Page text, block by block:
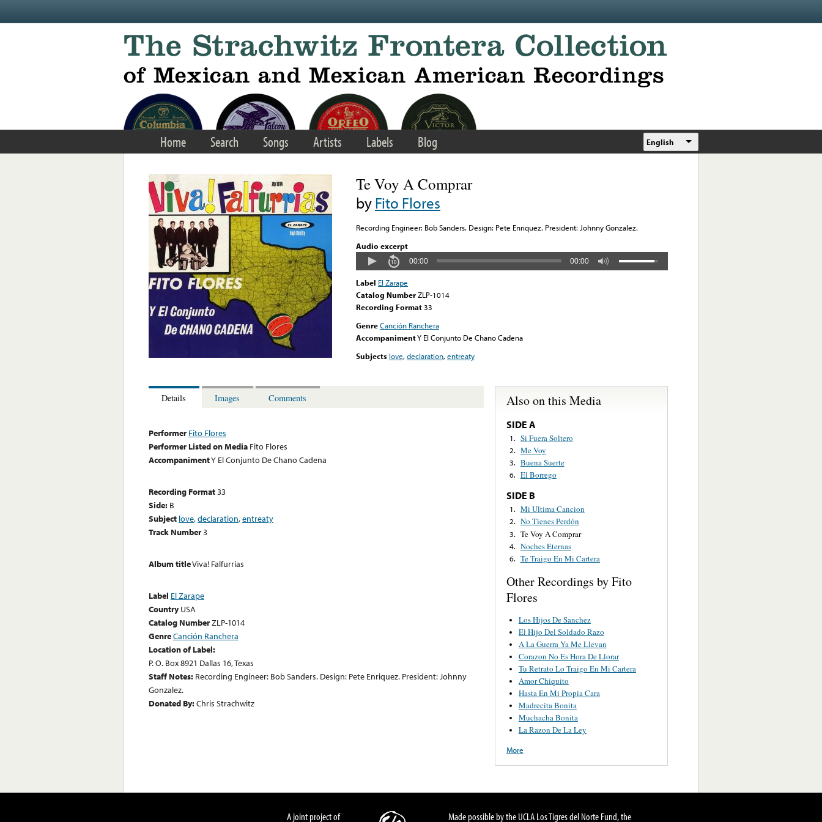
Home Search Songs Artists Labels Blog English
Te Voy A Comprar
byFito Flores
Recording Engineer: Bob Sanders. Design: Pete Enriquez. President: Johnny Gonzalez.
Audio excerpt
00:00 00:00
Label El Zarape
Catalog NumberZLP-1014
Recording Format33
GenreCanción Ranchera
AccompanimentY El Conjunto De Chano Cadena
Subjects love,declaration,entreaty
Details Images Comments
Performer Fito Flores
Performer Listed on Media Fito Flores
AccompanimentY El Conjunto De Chano Cadena
Recording Format33
Side: B
Subject love,declaration,entreaty
Track Number3
Album titleViva! Falfurrias
Label El Zarape
Country USA
Catalog NumberZLP-1014
GenreCanción Ranchera
Location of Label:
P. O. Box 8921 Dallas 16, Texas
Staff Notes: Recording Engineer: Bob Sanders. Design: Pete Enriquez. President: Johnny
Gonzalez.
Donated By:Chris Strachwitz
Also on this Media
SIDE A
1. Si Fuera Soltero
2. Me Voy
3. Buena Suerte
6. El Borrego
SIDE B
1. Mi Ultima Cancion
2. No Tienes Perdón
3. Te Voy A Comprar
4. Noches Eternas
6. Te Traigo En Mi Cartera
Other Recordings by Fito
Flores
Los Hijos De Sanchez
El Hijo Del Soldado Razo
A La Guerra Ya Me Llevan
Corazon No Es Hora De Llorar
Tu Retrato Lo Traigo En Mi Cartera
Amor Chiquito
Hasta En Mi Propia Cara
Madrecita Bonita
Muchacha Bonita
La Razon De La Ley
More
A joint project of Made possible by the UCLA Los Tigres del Norte Fund, the